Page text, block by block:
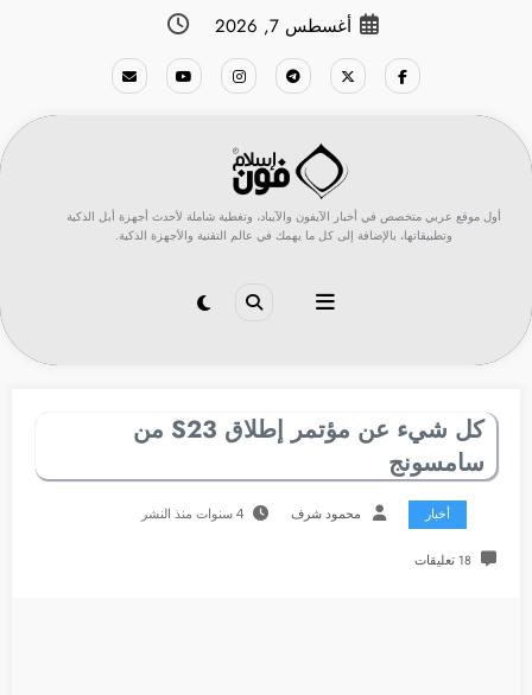
أغسطس 7, 2026
أول موقع عربي متخصص في أخبار الآيفون والآيباد، وتغطية شاملة لأحدث أجهزة أبل الذكية
وتطبيقاتها، بالإضافة إلى كل ما يهمك في عالم التقنية والأجهزة الذكية.
كل شيء عن مؤتمر إطلاق S23 من
سامسونج
أخبار محمود شرف 4 سنوات منذ النشر
18 تعليقات